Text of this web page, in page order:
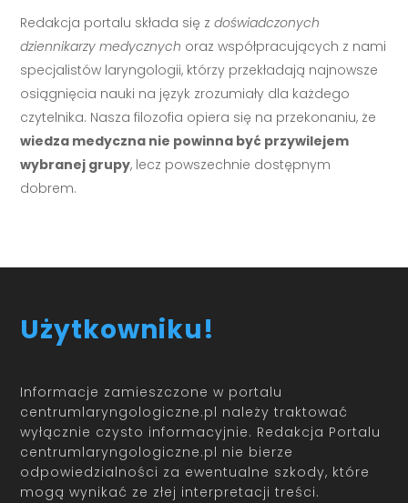
Redakcja portalu składa się zdoświadczonych
dziennikarzy medycznych oraz współpracujących z nami
specjalistów laryngologii, którzy przekładają najnowsze
osiągnięcia nauki na język zrozumiały dla każdego
czytelnika. Nasza filozofia opiera się na przekonaniu, że
wiedza medyczna nie powinna być przywilejem
wybranej grupy, lecz powszechnie dostępnym
dobrem.
Użytkowniku!
Informacje zamieszczone w portalu
centrumlaryngologiczne.pl należy traktować
wyłącznie czysto informacyjnie. Redakcja Portalu
centrumlaryngologiczne.pl nie bierze
odpowiedzialności za ewentualne szkody, które
mogą wynikać ze złej interpretacji treści.